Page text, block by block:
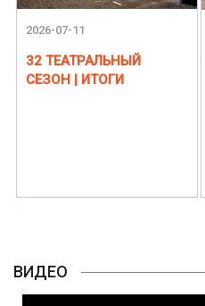
2026-07-11
32 ТЕАТРАЛЬНЫЙ
СЕЗОН | ИТОГИ
ВИДЕО